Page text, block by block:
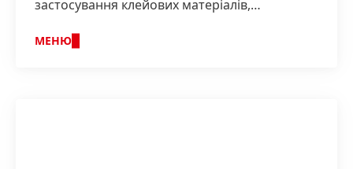
застосування клейових матеріалів,
світовому масштабі.
МЕНЮ